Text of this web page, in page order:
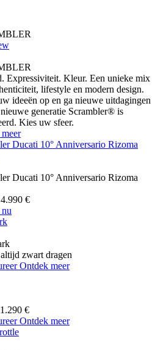
Expressiviteit. Kleur. Een unieke mix
lifestyle en modern design.
ideeën op en ga nieuwe uitdagingen
generatie Scrambler® is
Kies uw sfeer.
Ducati 10° Anniversario Rizoma
Ducati 10° Anniversario Rizoma
€
nu
zwart dragen
Ontdek meer
€
Ontdek meer